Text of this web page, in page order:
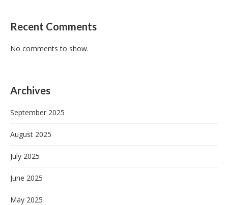
Recent Comments
No comments to show.
Archives
September 2025
August 2025
July 2025
June 2025
May 2025